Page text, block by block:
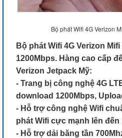
Bộ phát Wifi 4G Verizon
Bộ phát Wifi 4G Verizon
1200Mbps. Hàng cao cấp
Verizon Jetpack Mỹ:
- Trang bị công nghệ 4G
download 1200Mbps,
- Hỗ trợ công nghệ Wifi
phát Wifi cực mạnh lên đến
- Hỗ trợ dải băng tần